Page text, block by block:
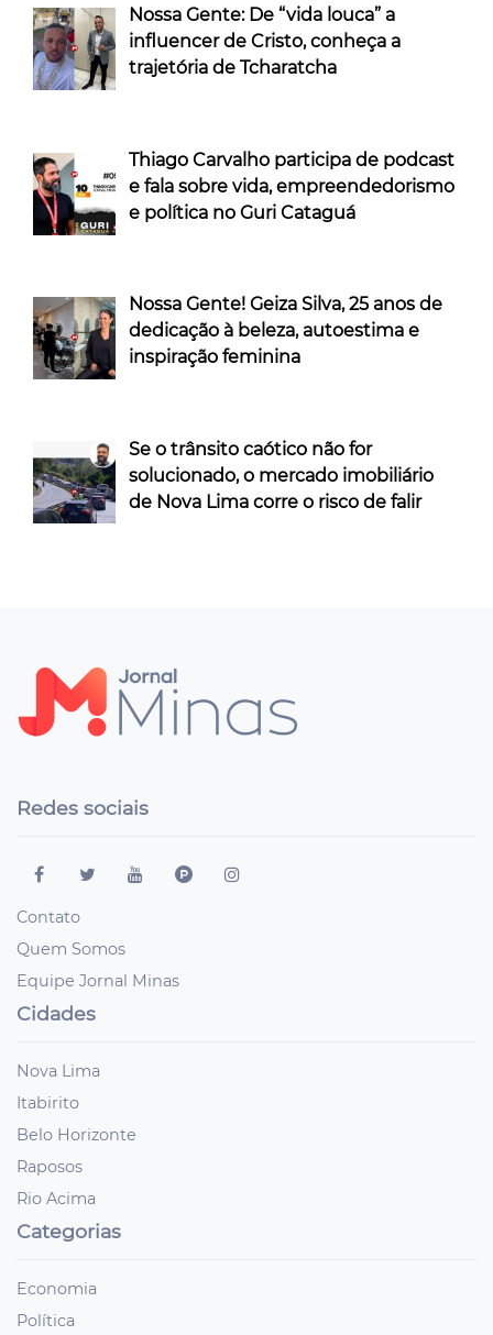
Nossa Gente: De “vida louca” a
influencer de Cristo, conheça a
trajetória de Tcharatcha
Thiago Carvalho participa de podcast
e fala sobre vida, empreendedorismo
e política no Guri Cataguá
Nossa Gente! Geiza Silva, 25 anos de
dedicação à beleza, autoestima e
inspiração feminina
Se o trânsito caótico não for
solucionado, o mercado imobiliário
de Nova Lima corre o risco de falir
Redes sociais
Contato
Quem Somos
Equipe Jornal Minas
Cidades
Nova Lima
Itabirito
Belo Horizonte
Raposos
Rio Acima
Categorias
Economia
Política